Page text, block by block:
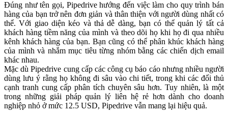
Đúng như tên gọi, Pipedrive hướng đến việc làm cho quy trình bán
hàng của bạn trở nên đơn giản và thân thiện với người dùng nhất có
thể. Với giao diện kéo và thả dễ dàng, bạn có thể quản lý tất cả
khách hàng tiềm năng của mình và theo dõi họ khi họ đi qua nhiều
kênh khách hàng của bạn. Bạn cũng có thể phân khúc khách hàng
của mình và nhắm mục tiêu từng nhóm bằng các chiến dịch email
khác nhau.
Mặc dù Pipedrive cung cấp các công cụ báo cáo nhưng nhiều người
dùng lưu ý rằng họ không đi sâu vào chi tiết, trong khi các đối thủ
cạnh tranh cung cấp phân tích chuyên sâu hơn. Tuy nhiên, là một
trong những giải pháp quản lý liên hệ rẻ hơn dành cho doanh
nghiệp nhỏ ở mức 12.5 USD, Pipedrive vẫn mang lại hiệu quả.